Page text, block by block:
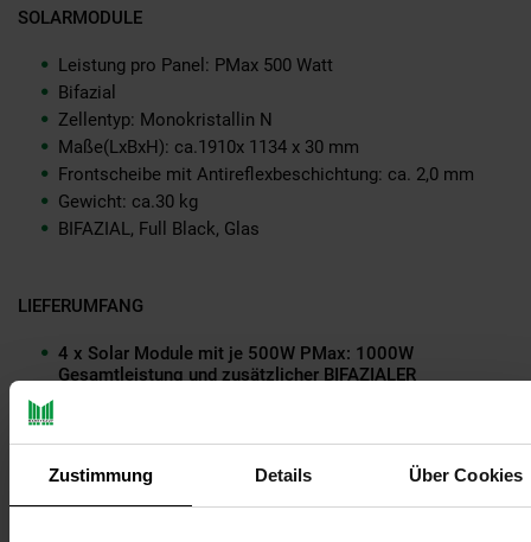
Zustimmung Details Über Cookies
SOLARMODULE
Leistung pro Panel: PMax 500 Watt
Bifazial
Zellentyp: Monokristallin N
Maße(LxBxH): ca.1910x 1134 x 30 mm
Frontscheibe mit Antireflexbeschichtung: ca. 2,0 mm
Gewicht: ca.30 kg
BIFAZIAL, Full Black, Glas
LIEFERUMFANG
4 x Solar Module mit je 500W PMax: 1000W
Gesamtleistung und zusätzlicher BIFAZIALER
(integrierter Wechselrichter + Speicher) MST-HIE2.0-
0800